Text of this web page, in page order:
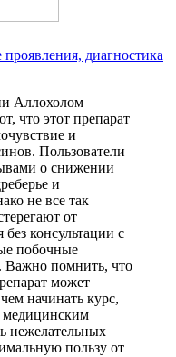
диагностика
Аллохолом
что этот препарат
и
Пользователи
о снижении
и
не все так
от
консультации с
побочные
Важно помнить, что
может
начинать курс,
медицинским
нежелательных
пользу от